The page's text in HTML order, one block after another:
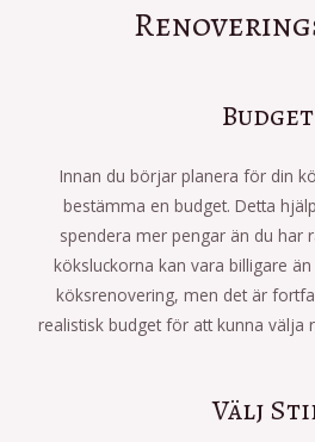
Budget
Innan du börjar planera för din
bestämma en budget. Detta
spendera mer pengar än du har
köksluckorna kan vara billigare
köksrenovering, men det är
realistisk budget för att kunna välja
Välj